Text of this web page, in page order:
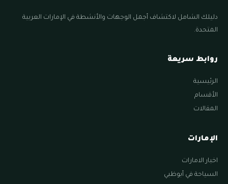
دليلك الشامل لاكتشاف أجمل الوجهات والأنشطة في الإمارات العربية
المتحدة.
روابط سريعة
الرئيسية
الأقسام
المقالات
الإمارات
اخبار الامارات
السياحة في أبوظبي